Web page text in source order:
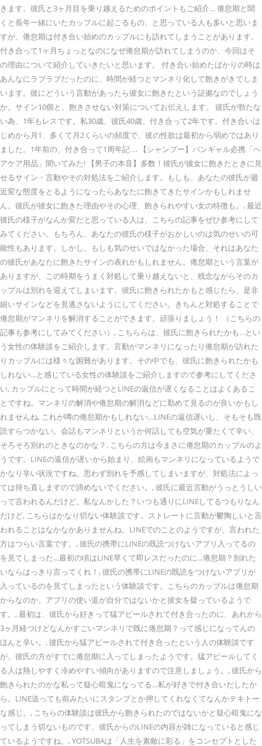
きます。彼氏と3ヶ月目を乗り越えるためのポイントもご紹介… 倦怠期と聞
くと長年一緒にいたカップルに起こるもの、と思っている人も多いと思いま
すが、倦怠期は付き合い始めのカップルにも訪れてしまうことがあります。
付き合って1ヶ月ちょっとなのになぜ倦怠期が訪れてしまうのか、今回はそ
の理由について紹介していきたいと思います。 付き合い始めたばかりの時は
あんなにラブラブだったのに、時間が経つとマンネリ化して飽きがきてしま
います。彼にどういう言動があったら彼女に飽きたという証拠なのでしょう
か。サイン10個と、飽きさせない対策についてお伝えします。 彼氏が勃たな
い為、1年もレスです。私30歳、彼氏40歳、付き合って2年です。付き合いは
じめから月1、多くて月2くらいの頻度で、彼の性欲は最初から弱めではあり
ました。1年前の、付き合って1周年記 … 【シャンプー】バンギャル必携「ヘ
アケア用品」聞いてみた! 【男子の本音】多数！彼氏が彼女に飽きたときに見
せるサイン・言動やその対処法をご紹介します。もしも、あなたの彼氏が最
近変な態度をとるようになったらあなたに飽きてきたサインかもしれませ
ん。彼氏が彼女に飽きた理由やその心理、飽きられやすい女の特徴も。, 最近
彼氏の様子がなんか変だと思っている人は、こちらの記事をぜひ参考にして
みてください。もちろん、あなたの彼氏の様子がおかしいのは気のせいの可
能性もあります。しかし、もしも気のせいではなかった場合、それはあなた
の彼氏があなたに飽きたサインの表れかもしれません。倦怠期という言葉が
ありますが、この時期をうまく対処して乗り越えないと、残念ながらそのカ
ップルは別れを迎えてしまいます。彼氏に飽きられたかもと感じたら、是非
細いサインなどを見逃さないようにしてください。きちんと対処することで
倦怠期がマンネリを解消することができます。頑張りましょう！ （こちらの
記事も参考にしてみてください）, こちららは、彼氏に飽きられたかも…とい
う女性の体験談をご紹介します。言動がマンネリになったり倦怠期が訪れた
りカップルには様々な困難があります。その中でも、彼氏に飽きられたかも
しれない…と感じている女性の体験談をご紹介しますので参考にしてくださ
い, カップルにとって時間が経つとLINEの返信が遅くなることはよくあるこ
とですね。マンネリの解消や倦怠期の解消などに勤めて見るのが良いかもし
れませんね, これが噂の倦怠期かもしれない…LINEの返信遅いし、そもそも既
読すらつかない。会話もマンネリというか何話しても空気が重たくて辛い、
そろそろ別れのときなのかな？, こちらの方は今まさに倦怠期のカップルのよ
うです。LINEの返信が遅いから始まり、絵画もマンネリになっているようで
かなり辛い状況ですね。思わず別れを予感してしまいますが、対処法によっ
ては持ち直しますので諦めないでください。, 彼氏に最近言動がうっとうしい
って言われるんだけど。私なんかした？いつも通りにLINEしてるつもりなん
だけど, こちらはかなり切ない体験談です。ストレートに言動が鬱陶しいと言
われることはなかなかありませんね。LINEでのことのようですが、言われた
方はつらい言葉です。, 彼氏の携帯にLINEの既読つけないアプリ入ってるの
を見てしまった…最初の頃はLINE早くて即レスだったのに…倦怠期？別れた
いならはっきり言ってくれ！, 彼氏の携帯にLINEの既読をつけないアプリが
入っているのを見てしまったという体験談です。こちらのカップルは倦怠期
からなのか、アプリの使い道が自分ではないかと彼女を疑っているようで
す。, 最初は、彼氏から好きって猛アピールされて付き合ったのに、あれから
3ヶ月経つけどなんかすごいマンネリで既に倦怠期？って感じになってんの
ほんと辛い。, 彼氏から猛アピールされて付き合ったという人の体験談です
が、彼氏の方がすでに倦怠期に入ってしまったようです。猛アピールしてく
る人は熱しやすく冷めやすい傾向がありますので注意しましょう。, 彼氏から
飽きられたのかな私って疑心暗鬼になってる…私が好きで付き合いだしたか
ら。LINE送っても前みたいにスタンプとか押してくれなくてなんかテキトー
な感じ。, こちらの体験談は彼氏から飽きられたのではないかと疑心暗鬼にな
ってしまう切ないものです。彼氏からのLINEの内容が雑になっていると感じ
ているようですね。, YOTSUBAは「人生を素敵に彩る」をコンセプトとした